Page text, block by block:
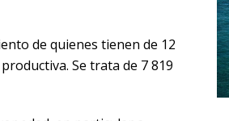
de quienes tienen de 12
Se trata de 7 819